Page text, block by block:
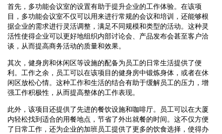
首先，多功能会议室的设置有助于提升企业的工作体验。在该项
目，多功能会议室不仅可以用来进行常规的会议和培训，还能够根
据企业的需求进行灵活调整，满足不同规模和类型的活动。这种灵
活性使得企业可以更好地组织内部讨论会、产品发布会甚至客户洽
谈，从而提高商务活动的质量和效果。
其次，健身房和休闲区等设施的配备为员工的日常生活提供了便
利。工作之余，员工可以在该项目的健身房中锻炼身体，或者在休
闲区放松心情。这种工作和生活的结合有助于缓解员工的压力，增
强工作积极性，从而提高整体的工作表现。
此外，该项目还提供了先进的餐饮设施和咖啡厅。员工可以在大厦
内轻松找到适合的用餐地点，节省了外出就餐的时间。这不仅方便
了日常工作，还为企业的加班员工提供了更多的饮食选择，使得办